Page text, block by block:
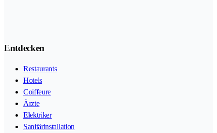
Entdecken
Restaurants
Hotels
Coiffeure
Ärzte
Elektriker
Sanitärinstallation